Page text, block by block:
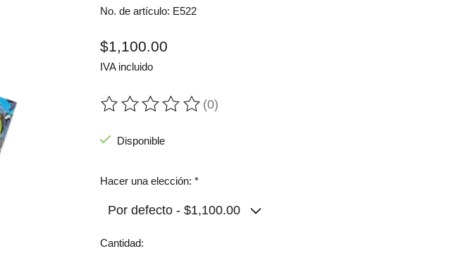
No. de artículo: E522
$1,100.00
IVA incluido
The rating of this product is
(0)
Disponible
Hacer una elección: *
Cantidad: